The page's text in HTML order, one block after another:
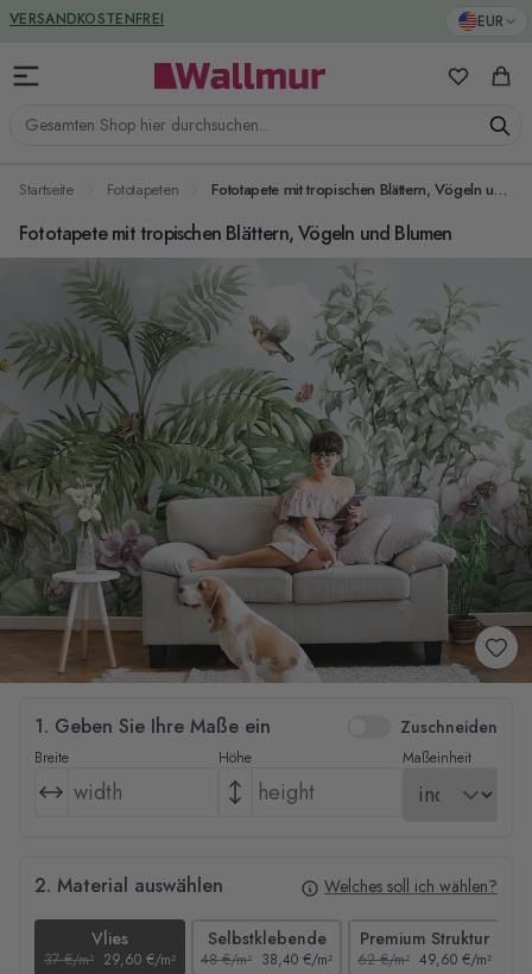
Zum Inhalt springen EUR
Gesamten Shop hier durchsuchen...
Meine
VERSANDKOSTENFREI
GREENGUARD ZERTIFIZIERT
Startseite Fototapeten Fototapete mit tropischen Blättern, Vögeln und Blumen
Fototapete mit tropischen Blättern, Vögeln und Blumen
1. Geben Sie Ihre Maße ein Zuschneiden
Breite Höhe Maßeinheit
2. Material auswählen Welches soll ich wählen?
Vlies
37 €/m² 29,60 €/m²
Selbstklebende
48 €/m² 38,40 €/m²
Premium Struktur
62 €/m² 49,60 €/m²